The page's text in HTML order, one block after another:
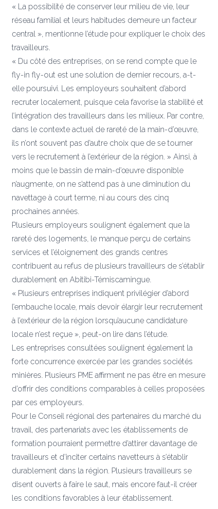
« La possibilité de conserver leur milieu de vie, leur
réseau familial et leurs habitudes demeure un facteur
central », mentionne l’étude pour expliquer le choix des
travailleurs.
« Du côté des entreprises, on se rend compte que le
fly-in fly-out est une solution de dernier recours, a-t-
elle poursuivi. Les employeurs souhaitent d’abord
recruter localement, puisque cela favorise la stabilité et
l’intégration des travailleurs dans les milieux. Par contre,
dans le contexte actuel de rareté de la main-d’œuvre,
ils n’ont souvent pas d’autre choix que de se tourner
vers le recrutement à l’extérieur de la région. » Ainsi, à
moins que le bassin de main-d’œuvre disponible
n’augmente, on ne s’attend pas à une diminution du
navettage à court terme, ni au cours des cinq
prochaines années.
Plusieurs employeurs soulignent également que la
rareté des logements, le manque perçu de certains
services et l’éloignement des grands centres
contribuent au refus de plusieurs travailleurs de s’établir
durablement en Abitibi-Témiscamingue.
« Plusieurs entreprises indiquent privilégier d’abord
l’embauche locale, mais devoir élargir leur recrutement
à l’extérieur de la région lorsqu’aucune candidature
locale n’est reçue », peut-on lire dans l’étude.
Les entreprises consultées soulignent également la
forte concurrence exercée par les grandes sociétés
minières. Plusieurs PME affirment ne pas être en mesure
d’offrir des conditions comparables à celles proposées
par ces employeurs.
Pour le Conseil régional des partenaires du marché du
travail, des partenariats avec les établissements de
formation pourraient permettre d’attirer davantage de
travailleurs et d’inciter certains navetteurs à s’établir
durablement dans la région. Plusieurs travailleurs se
disent ouverts à faire le saut, mais encore faut-il créer
les conditions favorables à leur établissement.